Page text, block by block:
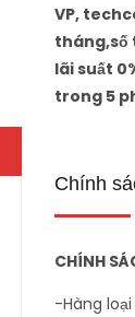
VP,
tháng,số
lãi suất
trong 5
Chính
CHÍNH
-Hàng loại